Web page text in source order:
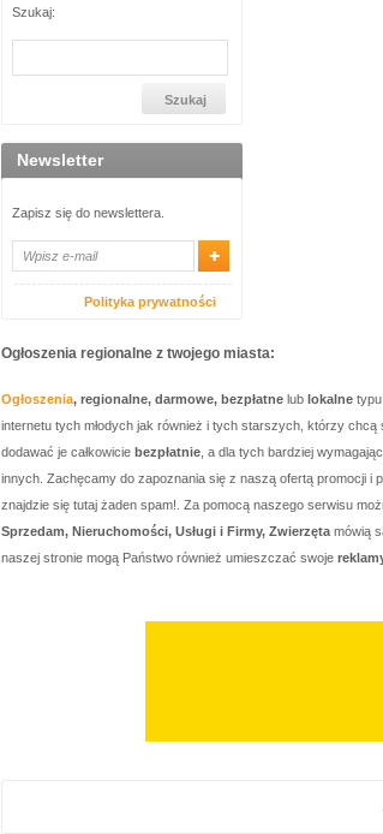
Szukaj:
Newsletter
Zapisz się do newslettera.
Polityka prywatności
Ogłoszenia regionalne z twojego miasta:
Ogłoszenia, regionalne, darmowe, bezpłatne lub lokalne typu
internetu tych młodych jak również i tych starszych, którzy
dodawać je całkowicie bezpłatnie , a dla tych bardziej
innych. Zachęcamy do zapoznania się z naszą ofertą promocji i
znajdzie się tutaj żaden spam!. Za pomocą naszego serwisu
Sprzedam, Nieruchomości, Usługi i Firmy, Zwierzęta mówią
naszej stronie mogą Państwo również umieszczać swoje